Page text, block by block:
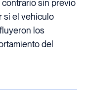
sin previo
si el vehículo
los
del